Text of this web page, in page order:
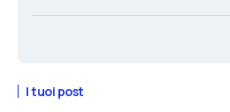
I tuoi post